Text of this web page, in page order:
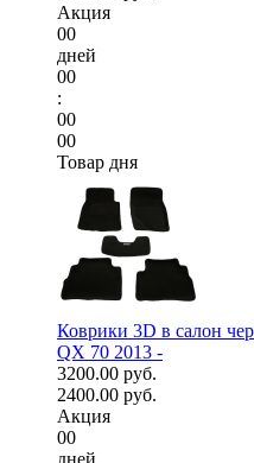
Акция
00
дней
00
:
00
00
Товар дня
Коврики 3D в салон
QX 70 2013 -
3200.00 руб.
2400.00 руб.
Акция
00